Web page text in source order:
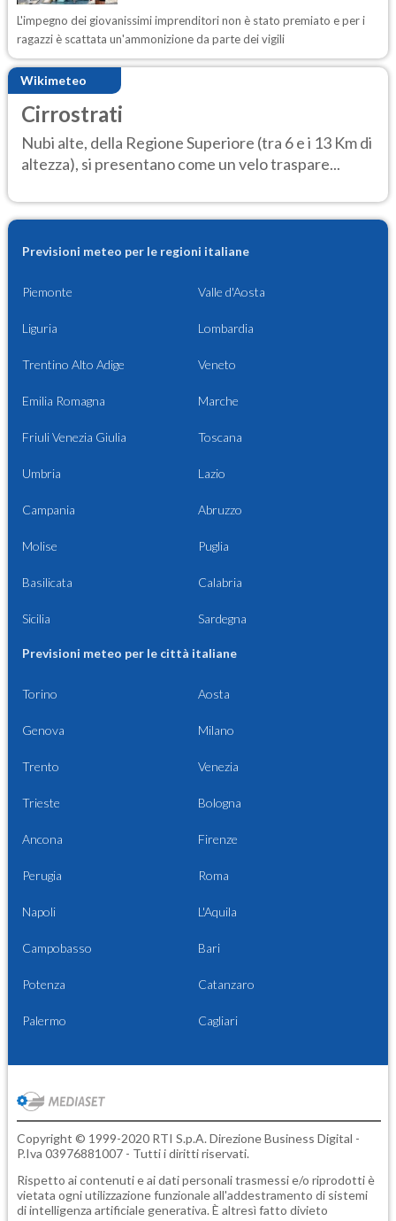
L'impegno dei giovanissimi imprenditori non è stato premiato e per i
ragazzi è scattata un'ammonizione da parte dei vigili
Wikimeteo
Cirrostrati
Nubi alte, della Regione Superiore (tra 6 e i 13 Km di
altezza), si presentano come un velo traspare...
Previsioni meteo per le regioni italiane
Piemonte Valle d'Aosta
Liguria Lombardia
Trentino Alto Adige Veneto
Emilia Romagna Marche
Friuli Venezia Giulia Toscana
Umbria Lazio
Campania Abruzzo
Molise Puglia
Basilicata Calabria
Sicilia Sardegna
Previsioni meteo per le città italiane
Torino Aosta
Genova Milano
Trento Venezia
Trieste Bologna
Ancona Firenze
Perugia Roma
Napoli L'Aquila
Campobasso Bari
Potenza Catanzaro
Palermo Cagliari
Copyright © 1999-2020 RTI S.p.A. Direzione Business Digital -
P.Iva 03976881007 - Tutti i diritti riservati.
Rispetto ai contenuti e ai dati personali trasmessi e/o riprodotti è
vietata ogni utilizzazione funzionale all'addestramento di sistemi
di intelligenza artificiale generativa. È altresì fatto divieto